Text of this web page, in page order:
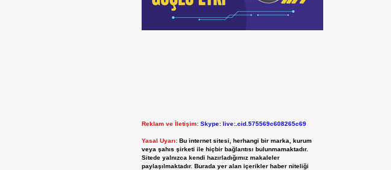
Reklam ve İletişim: Skype: live:.cid.575569c608265c69
Yasal Uyarı: Bu internet sitesi, herhangi bir marka, kurum
veya şahıs şirketi ile hiçbir bağlantısı bulunmamaktadır.
Sitede yalnızca kendi hazırladığımız makaleler
paylaşılmaktadır. Burada yer alan içerikler haber niteliği